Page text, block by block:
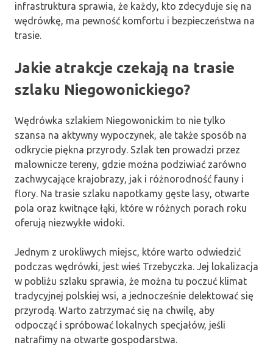
infrastruktura sprawia, że każdy, kto zdecyduje się na
wędrówkę, ma pewność komfortu i bezpieczeństwa na
trasie.
Jakie atrakcje czekają na trasie
szlaku Niegowonickiego?
Wędrówka szlakiem Niegowonickim to nie tylko
szansa na aktywny wypoczynek, ale także sposób na
odkrycie piękna przyrody. Szlak ten prowadzi przez
malownicze tereny, gdzie można podziwiać zarówno
zachwycające krajobrazy, jak i różnorodność fauny i
flory. Na trasie szlaku napotkamy gęste lasy, otwarte
pola oraz kwitnące łąki, które w różnych porach roku
oferują niezwykłe widoki.
Jednym z urokliwych miejsc, które warto odwiedzić
podczas wędrówki, jest wieś Trzebyczka. Jej lokalizacja
w pobliżu szlaku sprawia, że można tu poczuć klimat
tradycyjnej polskiej wsi, a jednocześnie delektować się
przyrodą. Warto zatrzymać się na chwilę, aby
odpocząć i spróbować lokalnych specjałów, jeśli
natrafimy na otwarte gospodarstwa.